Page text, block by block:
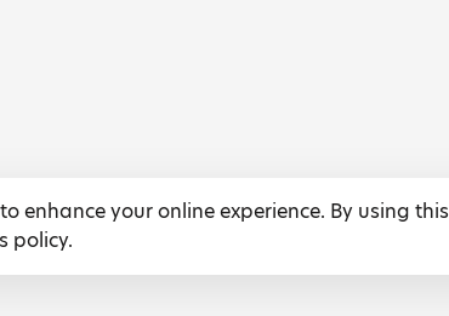
to enhance your online experience. By using this
policy.